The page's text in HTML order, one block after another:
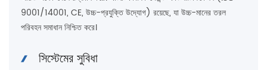
9001/14001, CE, উচ্চ-প্রযুক্তি উদ্যোগ) রয়েছে, যা উচ্চ-মানের তরল
পরিবহন সমাধান নিশ্চিত করে।
সিস্টেমের সুবিধা